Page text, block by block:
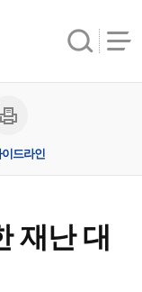
재난 대
드라인